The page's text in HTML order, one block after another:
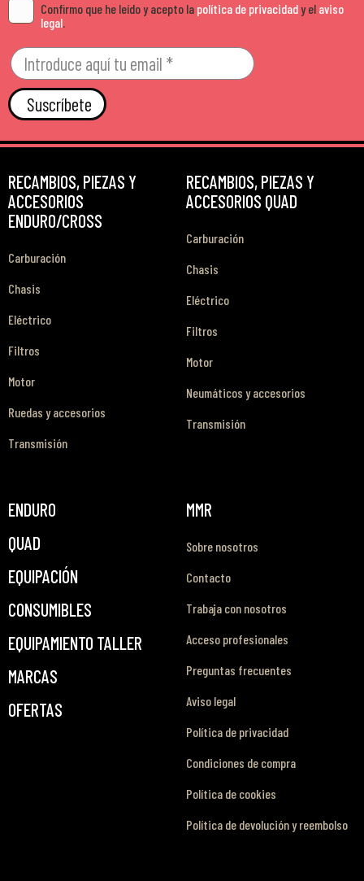
Confirmo que he leído y acepto la política de privacidady el aviso
legal.
Suscríbete
RECAMBIOS, PIEZAS Y
ACCESORIOS
ENDURO/CROSS
Carburación
Chasis
Eléctrico
Filtros
Motor
Ruedas y accesorios
Transmisión
RECAMBIOS, PIEZAS Y
ACCESORIOS QUAD
Carburación
Chasis
Eléctrico
Filtros
Motor
Neumáticos y accesorios
Transmisión
ENDURO
QUAD
EQUIPACIÓN
CONSUMIBLES
EQUIPAMIENTO TALLER
MARCAS
OFERTAS
MMR
Sobre nosotros
Contacto
Trabaja con nosotros
Acceso profesionales
Preguntas frecuentes
Aviso legal
Política de privacidad
Condiciones de compra
Política de cookies
Política de devolución y reembolso